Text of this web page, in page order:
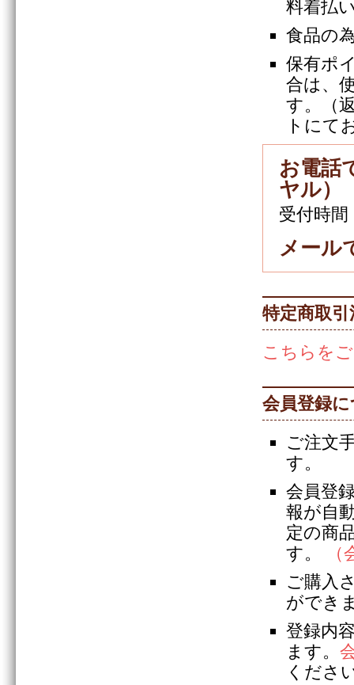
料着払
食品の
保有ポ
合は、
す。（
トにて
お電話
ヤル）
受付時間
メー
特定商取
こちらを
会員登録
ご注文
す。
会員登
報が自
定の商
す。
ご購入
ができ
登録内
ます。
くださ